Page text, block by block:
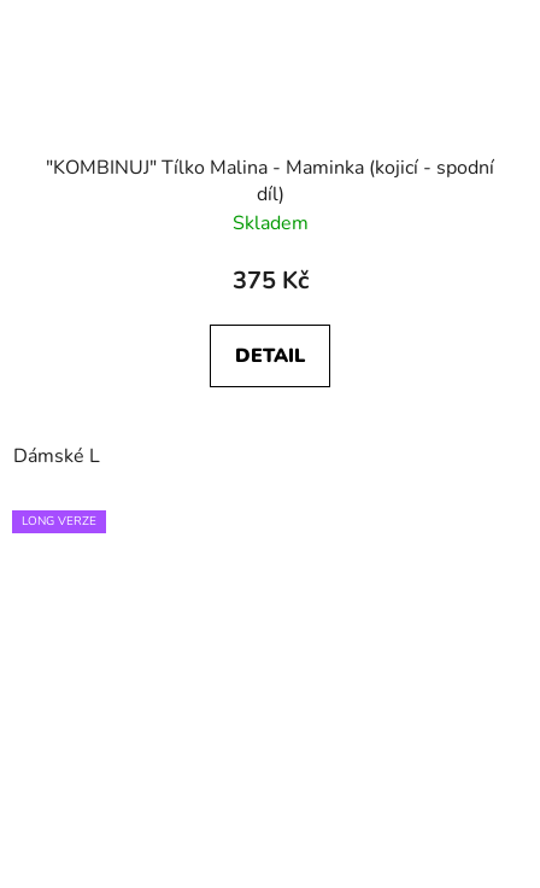
"KOMBINUJ" Tílko Malina - Maminka (kojicí - spodní
díl)
Skladem
375 Kč
DETAIL
Dámské L
LONG VERZE